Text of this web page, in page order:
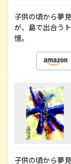
子供の頃から夢
が、島で出合う
憶。
子供の頃から夢